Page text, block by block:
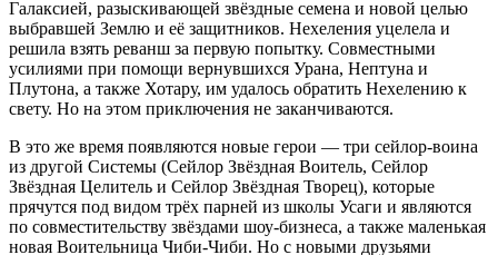
Галаксией, разыскивающей звёздные семена и новой целью
выбравшей Землю и её защитников. Нехеления уцелела и
решила взять реванш за первую попытку. Совместными
усилиями при помощи вернувшихся Урана, Нептуна и
Плутона, а также Хотару, им удалось обратить Нехелению к
свету. Но на этом приключения не заканчиваются.
В это же время появляются новые герои — три сейлор-воина
из другой Системы (Сейлор Звёздная Воитель, Сейлор
Звёздная Целитель и Сейлор Звёздная Творец), которые
прячутся под видом трёх парней из школы Усаги и являются
по совместительству звёздами шоу-бизнеса, а также маленькая
новая Воительница Чиби-Чиби. Но с новыми друзьями